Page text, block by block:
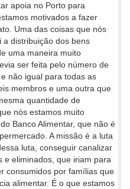
apoia no Porto para
motivados a fazer
Uma das coisas que nós
a distribuição dos bens
uma maneira muito
ser feita pelo número de
não igual para todas as
membros e uma outra que
quantidade de
nós estamos muito
Banco Alimentar, que não é
A missão é a luta
luta, conseguir canalizar
e eliminados, que iriam para
consumidos por famílias que
alimentar. É o que estamos